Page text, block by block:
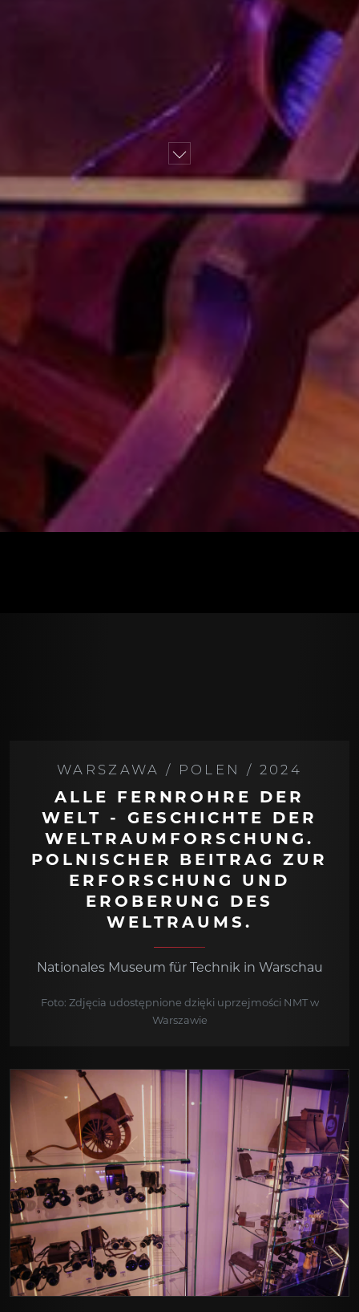
WARSZAWA / POLEN / 2024
ALLE FERNROHRE DER
WELT - GESCHICHTE DER
WELTRAUMFORSCHUNG.
POLNISCHER BEITRAG ZUR
ERFORSCHUNG UND
EROBERUNG DES
WELTRAUMS.
Nationales Museum für Technik in Warschau
Foto: Zdjęcia udostępnione dzięki uprzejmości NMT w
Warszawie